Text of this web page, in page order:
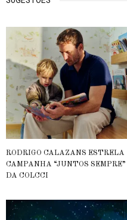
RODRIGO CALAZANS ESTRELA
CAMPANHA “JUNTOS SEMPRE”
DA COLCCI